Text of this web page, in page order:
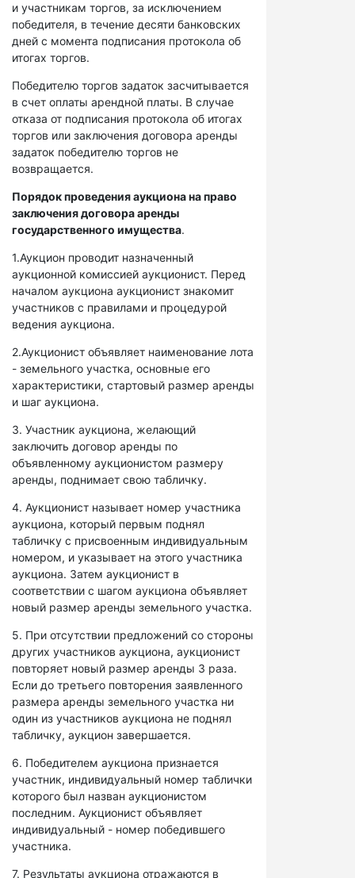
и участникам торгов, за исключением
победителя, в течение десяти банковских
дней с момента подписания протокола об
итогах торгов.
Победителю торгов задаток засчитывается
в счет оплаты арендной платы. В случае
отказа от подписания протокола об итогах
торгов или заключения договора аренды
задаток победителю торгов не
возвращается.
Порядок проведения аукциона на право
заключения договора аренды
государственного имущества.
1.Аукцион проводит назначенный
аукционной комиссией аукционист. Перед
началом аукциона аукционист знакомит
участников с правилами и процедурой
ведения аукциона.
2.Аукционист объявляет наименование лота
- земельного участка, основные его
характеристики, стартовый размер аренды
и шаг аукциона.
3. Участник аукциона, желающий
заключить договор аренды по
объявленному аукционистом размеру
аренды, поднимает свою табличку.
4. Аукционист называет номер участника
аукциона, который первым поднял
табличку с присвоенным индивидуальным
номером, и указывает на этого участника
аукциона. Затем аукционист в
соответствии с шагом аукциона объявляет
новый размер аренды земельного участка.
5. При отсутствии предложений со стороны
других участников аукциона, аукционист
повторяет новый размер аренды 3 раза.
Если до третьего повторения заявленного
размера аренды земельного участка ни
один из участников аукциона не поднял
табличку, аукцион завершается.
6. Победителем аукциона признается
участник, индивидуальный номер таблички
которого был назван аукционистом
последним. Аукционист объявляет
индивидуальный - номер победившего
участника.
7. Результаты аукциона отражаются в